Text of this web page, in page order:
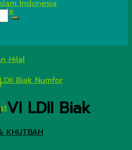
Hilal
KHUTBAH
Biak Numfor
VI LDII Biak